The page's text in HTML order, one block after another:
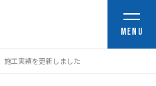
MENU
施工実績を更新しました